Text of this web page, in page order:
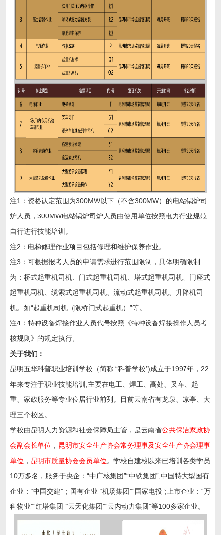
注1：资格认定范围为300MW以下（不含300MW）的电站锅炉司
炉人员，300MW电站锅炉司炉人员由使用单位按照电力行业规范
自行进行技能培训。
注2：电梯修理作业项目包括修理和维护保养作业。
注3：可根据报考人员的申请需求进行范围限制，具体明确限制
为：桥式起重机司机、门式起重机司机、塔式起重机司机、门座式
起重机司机、缆索式起重机司机、流动式起重机司机、升降机司
机。如“起重机司机（限桥门式起重机）”等。
注4：特种设备焊接作业人员代号按照《特种设备焊接操作人员考
核规则》的规定执行。
关于我们：
昆明五华科普职业培训学校（简称:“科普学校”)成立于1997年，22
年来专注于职业技能培训,主要在电工、焊工、高处、叉车、起
重、家政服务等专业位居行业前列。目前云南省有龙泉、凉亭、大
理三个校区。
学校由昆明人力资源和社会保障局主管，是云南省公共保洁家政协
会副会长单位 ， 昆明市安全生产协会常务理事及安全生产协会理事
单位 ， 昆明市质量协会会员单位。学校自建校以来已培训各类学员
10万多名，服务于央企：“中广核集团”“中铁集团”;中国特大型国有
企业：“中国交建”；国有企业 “机场集团”“国家电投”;上市企业：“万
科物业”“红塔集团”“云天化集团”“云内动力集团”等100多家企业。